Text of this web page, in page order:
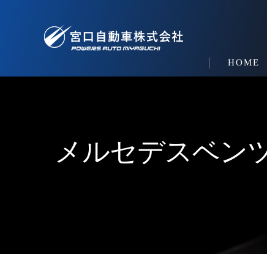
HOME
メルセデスベン